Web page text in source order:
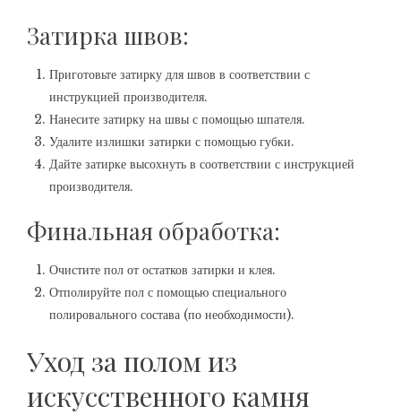
Затирка швов:
Приготовьте затирку для швов в соответствии с
инструкцией производителя.
Нанесите затирку на швы с помощью шпателя.
Удалите излишки затирки с помощью губки.
Дайте затирке высохнуть в соответствии с инструкцией
производителя.
Финальная обработка:
Очистите пол от остатков затирки и клея.
Отполируйте пол с помощью специального
полировального состава (по необходимости).
Уход за полом из
искусственного камня